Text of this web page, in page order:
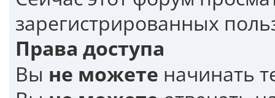
зарегистрированных
Права доступа
Вы не можете начинать